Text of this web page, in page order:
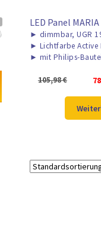
LED Panel
► dimmbar, UGR
► Lichtfarbe Active
► mit Philips-
105,98€